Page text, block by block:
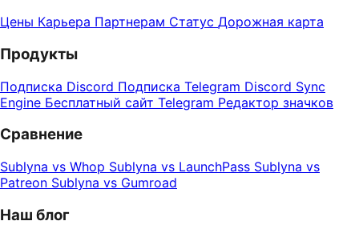
Цены Карьера Партнерам Статус Дорожная карта
Продукты
Подписка Discord Подписка Telegram Discord Sync
Engine Бесплатный сайт Telegram Редактор значков
Сравнение
Sublyna vs Whop Sublyna vs LaunchPass Sublyna vs
Patreon Sublyna vs Gumroad
Наш блог